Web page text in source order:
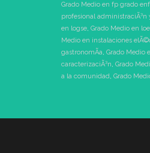
Grado Medio en fp grado
profesional administraciÃ³n
en logse, Grado Medio en loe
Medio en instalaciones
gastronomÃ­a, Grado Medio
caracterizaciÃ³n, Grado
a la comunidad, Grado